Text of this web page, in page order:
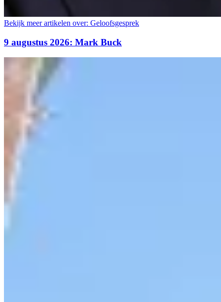
Bekijk meer artikelen over: Geloofsgesprek
9 augustus 2026: Mark Buck